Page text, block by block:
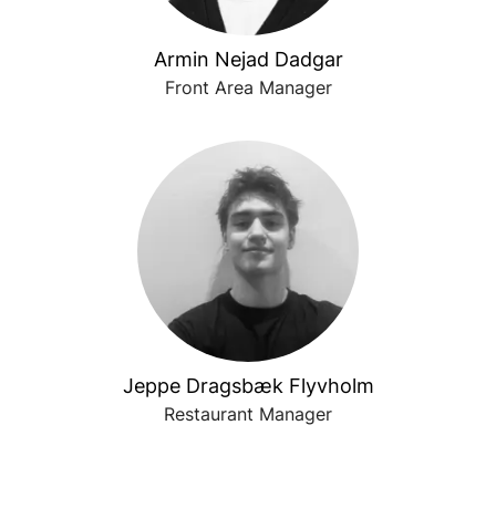
Armin Nejad Dadgar
Front Area Manager
Jeppe Dragsbæk Flyvholm
Restaurant Manager